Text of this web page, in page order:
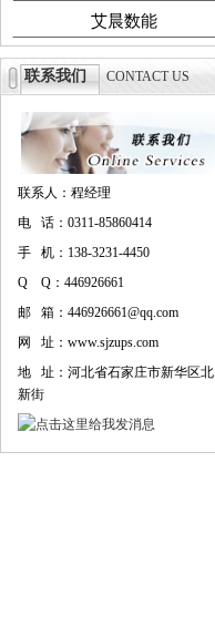
艾晨数能
联系我们 CONTACT US
联系人：程经理
电 话：0311-85860414
手 机：138-3231-4450
Q Q：446926661
邮 箱：446926661@qq.com
网 址：www.sjzups.com
地 址：河北省石家庄市新华区北
新街